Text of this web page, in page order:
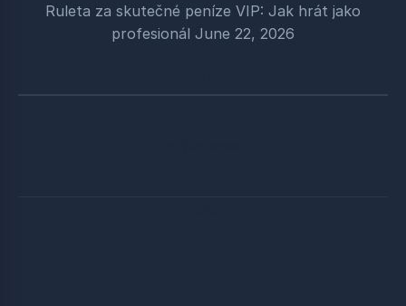
Ruleta za skutečné peníze VIP: Jak hrát jako
profesionál June 22, 2026